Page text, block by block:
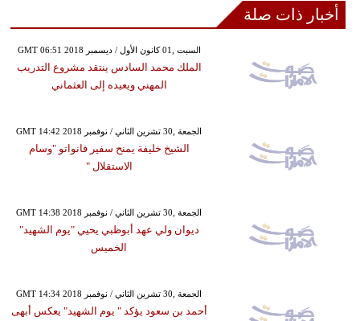
أخبار ذات صلة
GMT 06:51 2018 السبت ,01 كانون الأول / ديسمبر
الملك محمد السادس ينتقد مشروع التدريب
المهني ويعيده إلى العثماني
GMT 14:42 2018 الجمعة ,30 تشرين الثاني / نوفمبر
الشيخ خليفة يمنح سفير فانواتو "وسام
الاستقلال "
GMT 14:38 2018 الجمعة ,30 تشرين الثاني / نوفمبر
ديوان ولي عهد أبوظبي يحيي "يوم الشهيد"
الخميس
GMT 14:34 2018 الجمعة ,30 تشرين الثاني / نوفمبر
أحمد بن سعود يؤكد " يوم الشهيد" يعكس أبهى